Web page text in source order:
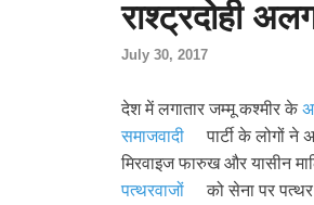
राश्ट्रदोही
July 30, 2017
देश में लगातार जम्मू कश्मीर के
समाजवादी
पार्टी के लोगों ने
मिरवाइज फारुख और यासीन
पत्थरवाजों
को सेना पर